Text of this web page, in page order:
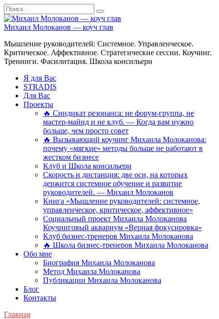
Перейти
к
содержанию
Search
for:
Михаил Молоканов — коуч глав
Мышление руководителей: Системное. Управленческое.
Критическое. Аффективное. Стратегические сессии. Коучинг.
Тренинги. Фасилитация. Школа консильери
Я для Вас
STRADIS
Для Вас
Проекты
🔥 Синдикат резонанса: не форум-группа, не
мастер-майнд и не клуб. — Когда вам нужно
больше, чем просто совет
🔥 Вызывающий коучинг Михаила Молоканова:
почему «мягкие» методы больше не работают в
жестком бизнесе
Клуб и Школа консильери
Скорость и дистанция: две оси, на которых
держится системное обучение и развитие
руководителей. — Михаил Молоканов
Книга «Мышление руководителей: системное,
управленческое, критическое, аффективное»
Социальный проект Михаила Молоканова
Коучинговый аквариум «Верная фокусировка»
Клуб бизнес-тренеров Михаила Молоканова
🔥 Школа бизнес-тренеров Михаила Молоканова
Обо мне
Биография Михаила Молоканова
Метод Михаила Молоканова
Публикации Михаила Молоканова
Блог
Контакты
Главная